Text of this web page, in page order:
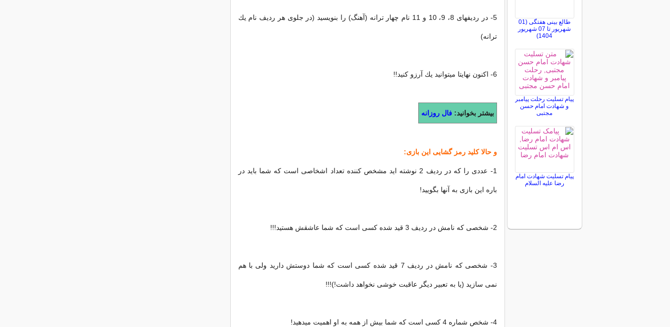
5- در ردیفهای 8، 9، 10 و 11 نام چهار ترانه (آهنگ) را بنویسید (در جلوی هر ردیف نام یك
ترانه)
6- اكنون نهایتا میتوانید یك آرزو كنید!!
بیشتر بخوانید:فال روزانه
و حالا كلید رمز گشایی این بازی:
1- عددی را كه در ردیف 2 نوشته اید مشخص كننده تعداد اشخاصی است كه شما باید در
باره این بازی به آنها بگویید!
2- شخصی كه نامش در ردیف 3 قید شده كسی است كه شما عاشقش هستید!!!
3- شخصی كه نامش در ردیف 7 قید شده كسی است كه شما دوستش دارید ولی با هم
نمی سازید (یا به تعبیر دیگر عاقبت خوشی نخواهد داشت!)!!!
4- شخص شماره 4 كسی است كه شما بیش از همه به او اهمیت میدهید!
طالع بینی هفتگی (01
شهریور تا 07 شهریور
1404)
پیام تسلیت رحلت پیامبر
و شهادت امام حسن
مجتبی
پیام تسلیت شهادت امام
رضا علیه السلام